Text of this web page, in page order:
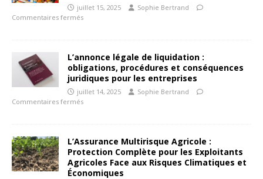
juillet 15, 2025
Sophie Bertrand
Commentaires fermés
L’annonce légale de liquidation :
obligations, procédures et conséquences
juridiques pour les entreprises
juillet 14, 2025
Sophie Bertrand
Commentaires fermés
L’Assurance Multirisque Agricole :
Protection Complète pour les Exploitants
Agricoles Face aux Risques Climatiques et
Économiques